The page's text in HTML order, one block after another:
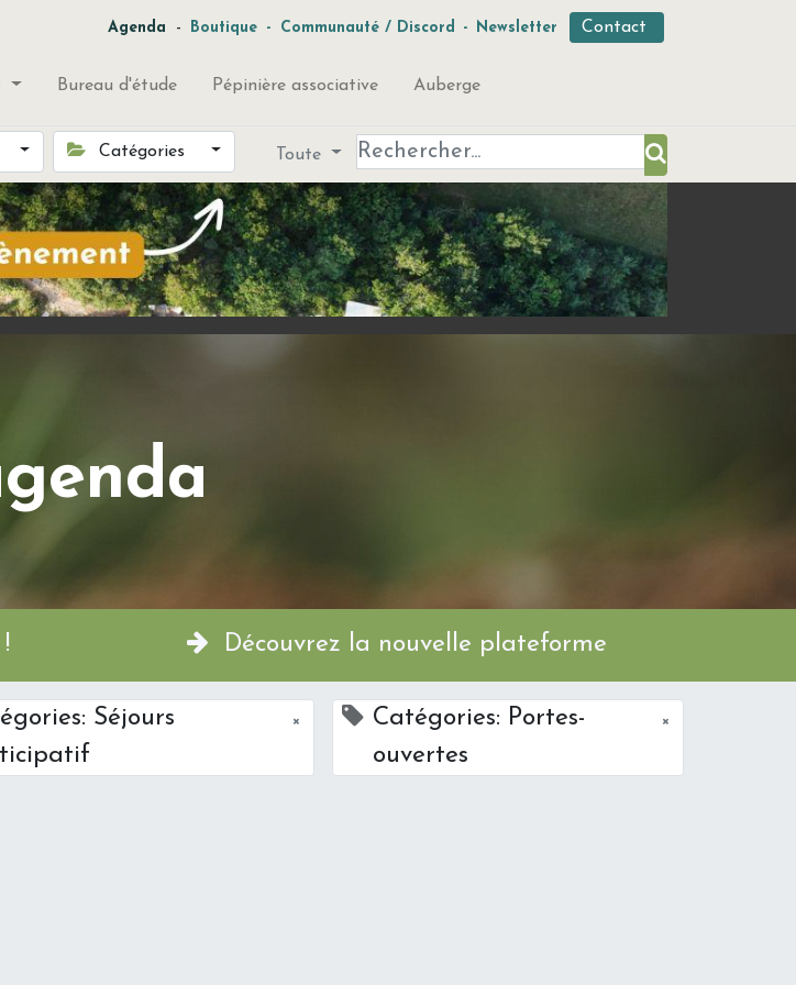
Agenda - Boutique - Communauté / Discord - Newsletter Contact
Bureau d'étude Pépinière associative Auberge
Catégories Toute
en ligne ! Découvrez la nouvelle plateforme
Séjours
×
Catégories: Portes-
ouvertes
×